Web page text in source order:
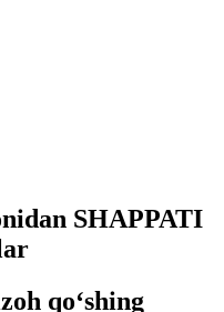
SHAPPATI
qo‘shing